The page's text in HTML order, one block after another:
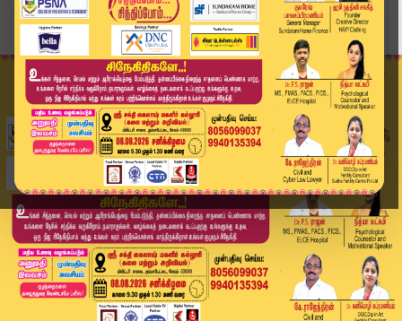
Home
வீடியோ ஸ்டோரி
Headlines Now | 10 AM Headlines | 17 NOV 2025 |...